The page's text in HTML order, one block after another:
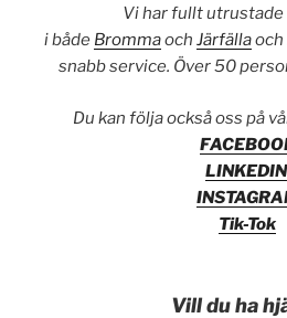
Vi har fullt
i både Brommaoch Järfällaoch
snabb service. Över 50
Du kan följa också oss på
LINKEDIN
Tik-Tok
Vill du ha